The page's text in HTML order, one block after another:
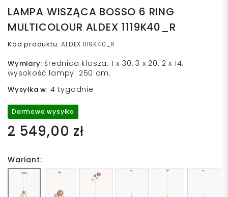
LAMPA WISZĄCA BOSSO 6 RING
MULTICOLOUR ALDEX 1119K40_R
Kod produktu:ALDEX 1119K40_R
Wymiary: średnica klosza: 1 x 30, 3 x 20, 2 x 14.
wysokość lampy: 250 cm.
Wysyłka w: 4 tygodnie
Darmowa wysyłka
2 549,00 zł
Wariant: